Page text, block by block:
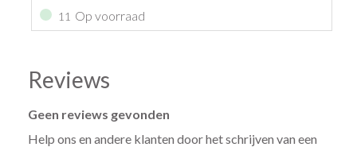
11 Op voorraad
Reviews
Geen reviews gevonden
Help ons en andere klanten door het schrijven van een